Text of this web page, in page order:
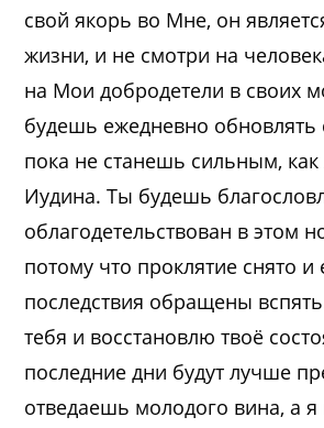
свой якорь во Мне, он
жизни, и не смотри на
на Мои добродетели в своих
будешь ежедневно обновлять
пока не станешь сильным, как
Иудина. Ты будешь
облагодетельствован в этом
потому что проклятие снято и
последствия обращены
тебя и восстановлю твоё
последние дни будут лучше
отведаешь молодого вина, а